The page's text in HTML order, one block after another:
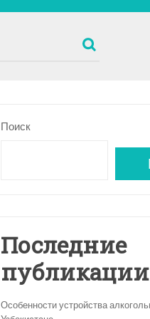
Поиск
Последние
публикации
Особенности устройства